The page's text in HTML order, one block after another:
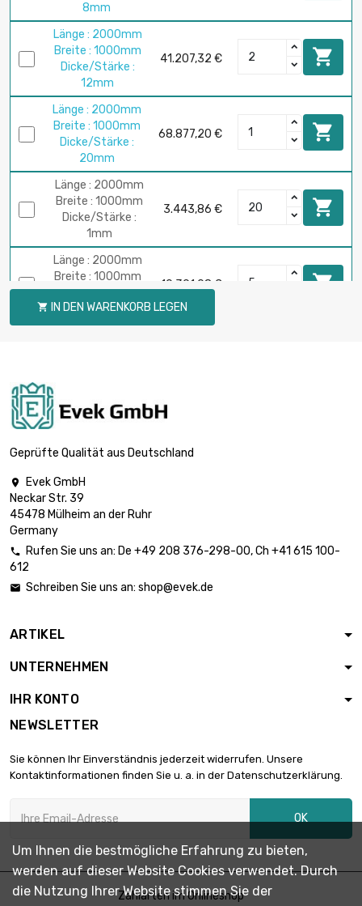
8mm
Länge : 2000mm
Breite : 1000mm
Dicke/Stärke :
12mm
41.207,32 € 
Länge : 2000mm
Breite : 1000mm
Dicke/Stärke :
20mm
68.877,20 € 
Länge : 2000mm
Breite : 1000mm
Dicke/Stärke :
1mm
3.443,86 € 
Länge : 2000mm
Breite : 1000mm
Dicke/Stärke :
3mm
10.391,08 € 
Länge : 2000mm
Breite : 1000mm
12mm
Länge : 2000mm
Breite : 1000mm
Dicke/Stärke :
 IN DEN WARENKORB LEGEN
Geprüfte Qualität aus Deutschland

Evek GmbH
Neckar Str. 39
45478 Mülheim an der Ruhr
Germany
 Rufen Sie uns an: De +49 208 376-298-00, Ch +41 615 100-
612
 Schreiben Sie uns an: shop@evek.de
ARTIKEL
UNTERNEHMEN
IHR KONTO
NEWSLETTER
Sie können Ihr Einverständnis jederzeit widerrufen. Unsere
Kontaktinformationen finden Sie u. a. in der Datenschutzerklärung.
OK
Zahlarten im Onlineshop
Um Ihnen die bestmögliche Erfahrung zu bieten,
werden auf dieser Website Cookies verwendet. Durch
die Nutzung Ihrer Website stimmen Sie der